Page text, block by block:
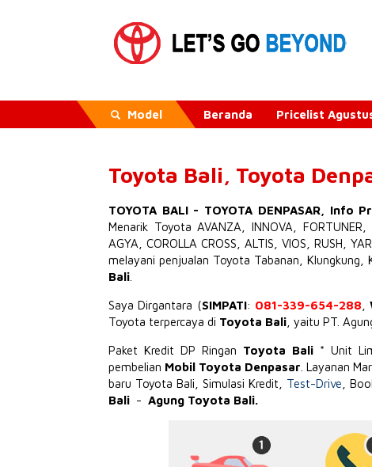
Model Beranda Pricelist
Toyota Bali, Toyota
TOYOTA BALI - TOYOTA DENPASAR, Info
Menarik Toyota AVANZA INNOVA FORTUNER
AGYA ,COROLLA CROSS ,ALTIS ,VIOS ,RUSH ,
melayani penjualan Toyota Tabanan, Klungkung,
Bali
Saya Dirgantara (SIMPATI: 081-339-654-288 ,
Toyota terpercaya di Toyota Bali , yaitu PT.
Paket Kredit DP Ringan Toyota Bali * Unit
pembelian Mobil Toyota Denpasar . Layanan
baru Toyota Bali, Simulasi Kredit, Test-Drive ,
Bali - Agung Toyota Bali.